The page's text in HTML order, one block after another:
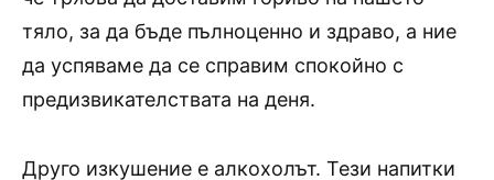
тяло, за да бъде пълноценно и здраво, а ние
да успяваме да се справим спокойно с
предизвикателствата на деня.
Друго изкушение е алкохолът. Тези напитки